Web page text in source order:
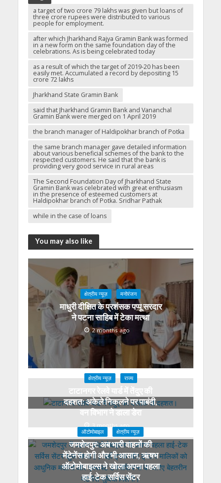
a target of two crore 79 lakhs was given but loans of
three crore rupees were distributed to various
people for employment.
after which Jharkhand Rajya Gramin Bank was formed
in a new form on the same foundation day of the
celebrations. As is being celebrated today
as a result of which the target of 2019-20 has been
easily met. Accumulated a record by depositing 15
crore 72 lakhs
Jharkhand State Gramin Bank
said that Jharkhand Gramin Bank and Vananchal
Gramin Bank were merged on 1 April 2019
the branch manager of Haldipokhar branch of Potka
the same branch manager gave detailed information
about various beneficial schemes of the bank to the
respected customers. He said that the bank is
providing very good service in rural areas
The Second Foundation Day of Jharkhand State
Gramin Bank was celebrated with great enthusiasm
in the presence of esteemed customers at
Haldipokhar branch of Potka. Sridhar Pathak
while in the case of loans
You may also like
क्षेत्रीय न्यूज़ मनोरंजन
माधुरी दीक्षित के प्रशंसक पप्पू सरदार
ने पटना साहिब में टेका मत्था
2 months ago
क्षेत्रीय न्यूज़ राज्य
टाटानगर रेलवे यार्ड में तेंदुए की
दहशत: अकेले निकलने पर पाबंदी,
वन विभाग ने डाला डेरा
3 months ago
ऑटोमोबाइल क्षेत्रीय न्यूज़
जमशेदपुर: अब भारी वाहनों की
मेंटेनेंस होगी और भी आसान, ऋषभ
ऑटोमोबाइल्स ने खोला अपना पहला
हाई-टेक सर्विस सेंटर